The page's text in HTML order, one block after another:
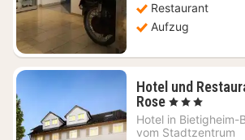
Restaurant
Aufzug
Hotel und
Rose1
Nacht
ab
, 3 Sterne
Hotel in Bietigheim-
vom Stadtzentrum